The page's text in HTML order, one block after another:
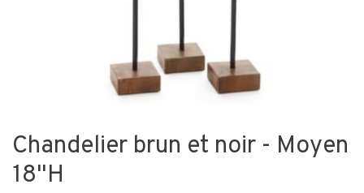
Chandelier brun et noir - Moyen
18"H